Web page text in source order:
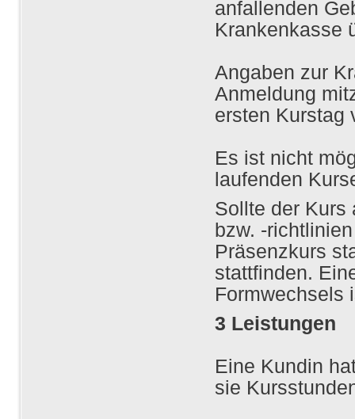
anfallenden
Krankenkasse
Angaben zur
Anmeldung
ersten Kurstag
Es ist nicht
laufenden
Sollte der Kurs
bzw. -
Präsenzkurs
stattfinden.
Formwechsels
3 Leistungen
Eine Kundin
sie